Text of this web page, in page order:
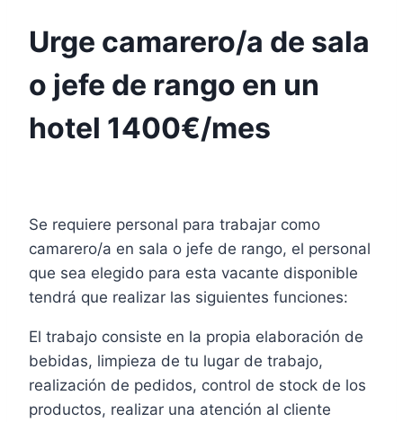
Urge camarero/a de sala
o jefe de rango en un
hotel 1400€/mes
Se requiere personal para trabajar como
camarero/a en sala o jefe de rango, el personal
que sea elegido para esta vacante disponible
tendrá que realizar las siguientes funciones:
El trabajo consiste en la propia elaboración de
bebidas, limpieza de tu lugar de trabajo,
realización de pedidos, control de stock de los
productos, realizar una atención al cliente